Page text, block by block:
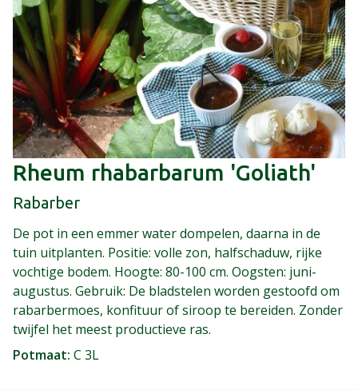
Rheum rhabarbarum 'Goliath'
Rabarber
De pot in een emmer water dompelen, daarna in de
tuin uitplanten. Positie: volle zon, halfschaduw, rijke
vochtige bodem. Hoogte: 80-100 cm. Oogsten: juni-
augustus. Gebruik: De bladstelen worden gestoofd om
rabarbermoes, konfituur of siroop te bereiden. Zonder
twijfel het meest productieve ras.
Potmaat C 3L